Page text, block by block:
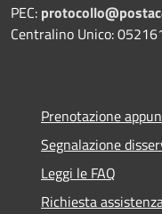
PEC:
Centralino Unico:
Prenotazione
Segnalazione
Leggi le FAQ
Richiesta